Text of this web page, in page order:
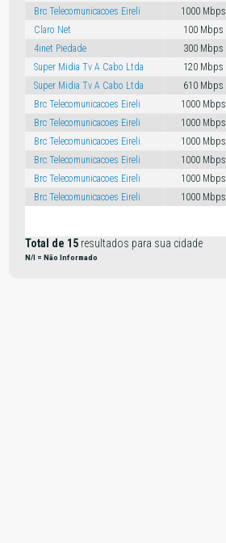
Brc Telecomunicacoes Eireli
1000 Mbps
Claro Net
100 Mbps
4inet Piedade
300 Mbps
Super Midia Tv A Cabo Ltda
120 Mbps
Super Midia Tv A Cabo Ltda
610 Mbps
Brc Telecomunicacoes Eireli
1000 Mbps
Brc Telecomunicacoes Eireli
1000 Mbps
Brc Telecomunicacoes Eireli
1000 Mbps
Brc Telecomunicacoes Eireli
1000 Mbps
Brc Telecomunicacoes Eireli
1000 Mbps
Brc Telecomunicacoes Eireli
1000 Mbps
Total de 15 resultados para sua cidade
N/I = Não Informado